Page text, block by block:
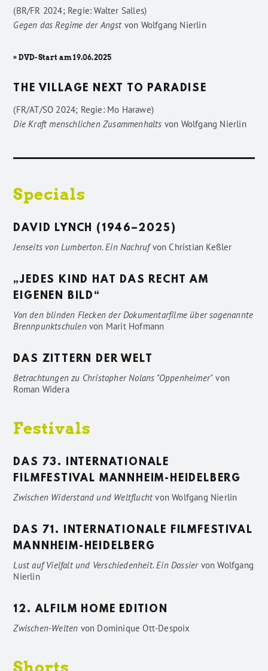
(BR/FR 2024; Regie: Walter Salles)
Gegen das Regime der Angstvon Wolfgang Nierlin
» DVD-Start am 19.06.2025
THE VILLAGE NEXT TO PARADISE
(FR/AT/SO 2024; Regie: Mo Harawe)
Die Kraft menschlichen Zusammenhalts von Wolfgang Nierlin
Specials
DAVID LYNCH (1946–2025)
Jenseits von Lumberton. Ein NachrufvonChristian Keßler
„JEDES KIND HAT DAS RECHT AM
EIGENEN BILD“
Von den blinden Flecken der Dokumentarfilme über sogenannte
Brennpunktschulenvon Marit Hofmann
DAS ZITTERN DER WELT
Betrachtungen zu Christopher Nolans "Oppenheimer" von
Roman Widera
Festivals
DAS 73. INTERNATIONALE
FILMFESTIVAL MANNHEIM-HEIDELBERG
Zwischen Widerstand und WeltfluchtvonWolfgang Nierlin
DAS 71. INTERNATIONALE FILMFESTIVAL
MANNHEIM-HEIDELBERG
Lust auf Vielfalt und Verschiedenheit. Ein DossiervonWolfgang
Nierlin
12. ALFILM HOME EDITION
Zwischen-Welten von Dominique Ott-Despoix
Shorts